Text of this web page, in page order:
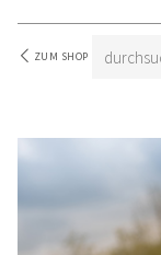
ZUM SHOP